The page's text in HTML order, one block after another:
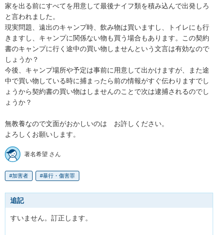
家を出る前にすべてを用意して最後ナイフ類を積み込んで出発しろ
と言われました。
現実問題、遠出のキャンプ時、飲み物は買いますし、トイレにも行
きますし、キャンプに関係ない物も買う場合もあります。この契約
書のキャンプに行く途中の買い物しませんという文言は有効なので
しょうか？
今後、キャンプ場所や予定は事前に用意して出かけますが、また途
中で買い物している時に捕まったら前の情報がすぐ伝わりますでし
ょうから契約書の買い物はしませんのことで次は逮捕されるのでし
ょうか？
無教養なので文面がおかしいのは　お許しください。
よろしくお願いします。
著名希望 さん
加害者 暴行・傷害罪
追記
すいません。訂正します。